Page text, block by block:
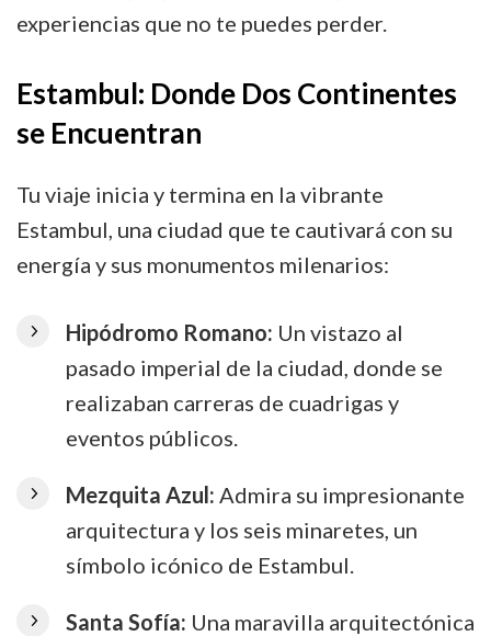
Viaje
Turquía
experiencias que no te puedes perder.
Estambul: Donde Dos Continentes
se Encuentran
Tu viaje inicia y termina en la vibrante
Estambul, una ciudad que te cautivará con su
energía y sus monumentos milenarios:
Hipódromo Romano: Un vistazo al
pasado imperial de la ciudad, donde se
realizaban carreras de cuadrigas y
eventos públicos.
Mezquita Azul: Admira su impresionante
arquitectura y los seis minaretes, un
símbolo icónico de Estambul.
Santa Sofía: Una maravilla arquitectónica